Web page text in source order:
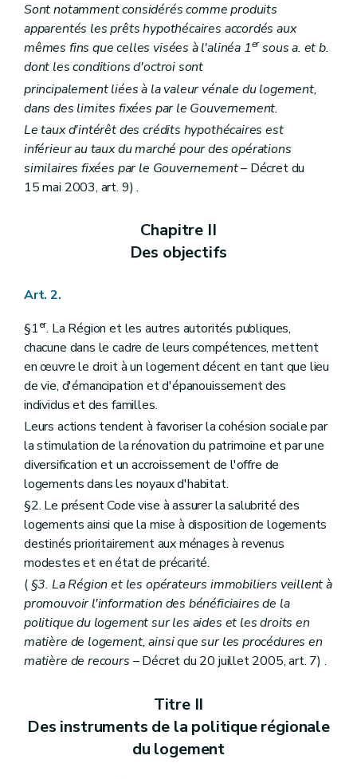
Sont notamment considérés comme produits
apparentés les prêts hypothécaires accordés aux
mêmes fins que celles visées à l'alinéa 1ersous a. et b.
dont les conditions d'octroi sont
principalement liées à la valeur vénale du logement,
dans des limites fixées par le Gouvernement.
Le taux d'intérêt des crédits hypothécaires est
inférieur au taux du marché pour des opérations
similaires fixées par le Gouvernement– Décret du
15 mai 2003, art. 9) .
Chapitre II
Des objectifs
Art. 2.
§1er. La Région et les autres autorités publiques,
chacune dans le cadre de leurs compétences, mettent
en œuvre le droit à un logement décent en tant que lieu
de vie, d'émancipation et d'épanouissement des
individus et des familles.
Leurs actions tendent à favoriser la cohésion sociale par
la stimulation de la rénovation du patrimoine et par une
diversification et un accroissement de l'offre de
logements dans les noyaux d'habitat.
§2. Le présent Code vise à assurer la salubrité des
logements ainsi que la mise à disposition de logements
destinés prioritairement aux ménages à revenus
modestes et en état de précarité.
(§3. La Région et les opérateurs immobiliers veillent à
promouvoir l'information des bénéficiaires de la
politique du logement sur les aides et les droits en
matière de logement, ainsi que sur les procédures en
matière de recours – Décret du 20 juillet 2005, art. 7) .
Titre II
Des instruments de la politique régionale
du logement